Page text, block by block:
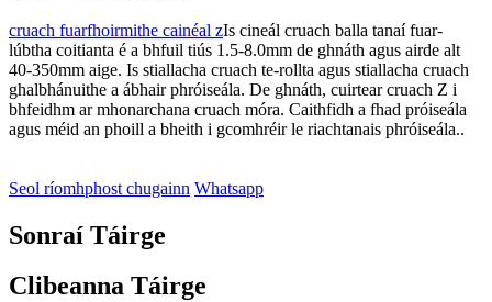
cruach fuarfhoirmithe cainéal zIs cineál cruach balla tanaí fuar-
lúbtha coitianta é a bhfuil tiús 1.5-8.0mm de ghnáth agus airde alt
40-350mm aige. Is stiallacha cruach te-rollta agus stiallacha cruach
ghalbhánuithe a ábhair phróiseála. De ghnáth, cuirtear cruach Z i
bhfeidhm ar mhonarchana cruach móra. Caithfidh a fhad próiseála
agus méid an phoill a bheith i gcomhréir le riachtanais phróiseála..
Seol ríomhphost chugainn Whatsapp
Sonraí Táirge
Clibeanna Táirge